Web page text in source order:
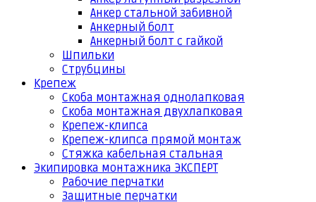
Анкер стальной забивной
Анкерный болт
Анкерный болт с гайкой
Шпильки
Струбцины
Крепеж
Скоба монтажная однолапковая
Скоба монтажная двухлапковая
Крепеж-клипса
Крепеж-клипса прямой монтаж
Стяжка кабельная стальная
Экипировка монтажника ЭКСПЕРТ
Рабочие перчатки
Защитные перчатки